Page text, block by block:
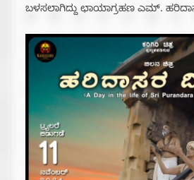
ಬಳಸಲಾಗಿದ್ದು ಛಾಯಾಗ್ರಹಣ ಎಮ್.